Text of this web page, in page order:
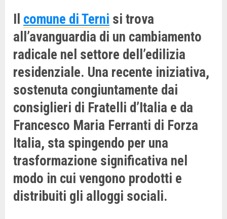
Il comune di Terni si trova
all’avanguardia di un cambiamento
radicale nel settore dell’edilizia
residenziale. Una recente iniziativa,
sostenuta congiuntamente dai
consiglieri di Fratelli d’Italia e da
Francesco Maria Ferranti di Forza
Italia, sta spingendo per una
trasformazione significativa nel
modo in cui vengono prodotti e
distribuiti gli alloggi sociali.